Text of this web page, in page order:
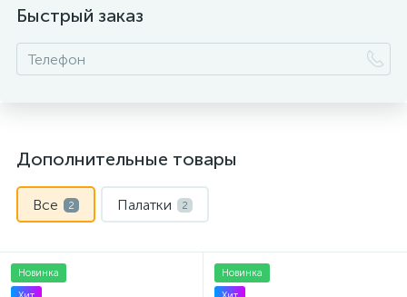
Быстрый заказ
Дополнительные товары
Все 2 Палатки 2
Новинка
Новинка